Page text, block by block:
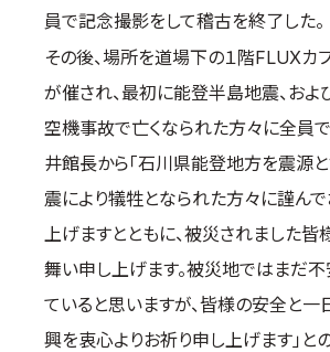
日本語
English
員で記念撮影をして稽古を終了した。
その後、場所を道場下の１階FLUXカ
が催され、最初に能登半島地震、お
空機事故で亡くなられた方々に全員
井館長から「石川県能登地方を震源
震により犠牲となられた方々に謹ん
上げますとともに、被災されました皆
舞い申し上げます。被災地ではまだ
ていると思いますが、皆様の安全と一
興を衷心よりお祈り申し上げます」と